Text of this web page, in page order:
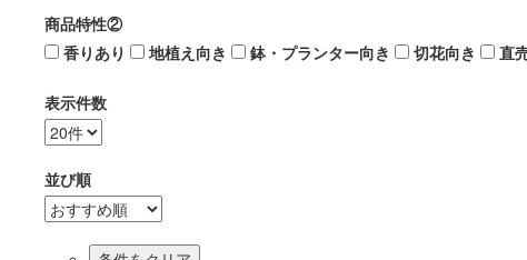
商品特性②
香りあり
地植え向き 鉢・プランター向き 切花向き 直
表示件数
並び順